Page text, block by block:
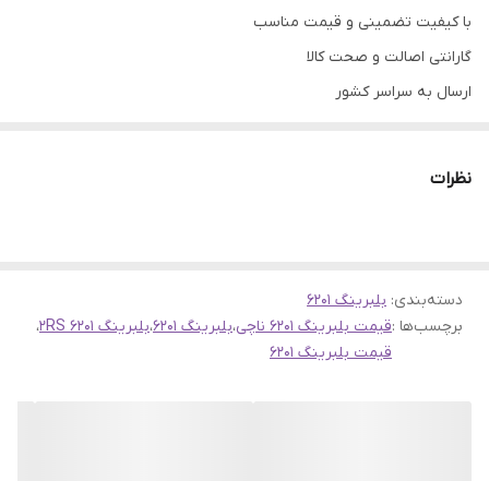
با کیفیت تضمینی و قیمت مناسب
گارانتی اصالت و صحت کالا
ارسال به سراسر کشور
جهت مشاهده انواع محصولات
جهت مطالعهجدول اندازه بلبرینگ های 6 هزاری اینجاکلیک کنید
نظرات
دسته‌بندی: بلبرینگ 6201
برچسب‌ها :قیمت بلبرینگ 6201 ناچی ،بلبرینگ 6201 ،بلبرینگ 6201 2RS
،
قیمت بلبرینگ 6201